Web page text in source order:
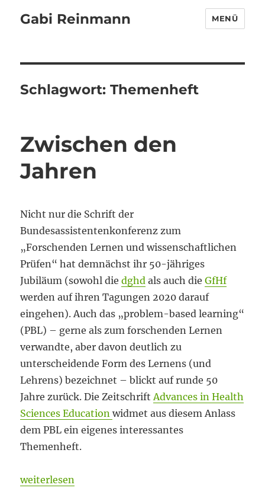
Gabi Reinmann MENÜ
Schlagwort:Themenheft
Zwischen den
Jahren
Nicht nur die Schrift der
Bundesassistentenkonferenz zum
„Forschenden Lernen und wissenschaftlichen
Prüfen“ hat demnächst ihr 50-jähriges
Jubiläum (sowohl diedghd als auch dieGfHf
werden auf ihren Tagungen 2020 darauf
eingehen). Auch das „problem-based learning“
(PBL) – gerne als zum forschenden Lernen
verwandte, aber davon deutlich zu
unterscheidende Form des Lernens (und
Lehrens) bezeichnet – blickt auf runde 50
Jahre zurück. Die ZeitschriftAdvances in Health
Sciences Educationwidmet aus diesem Anlass
dem PBL ein eigenes interessantes
Themenheft.
„Zwischen den Jahren“
weiterlesen